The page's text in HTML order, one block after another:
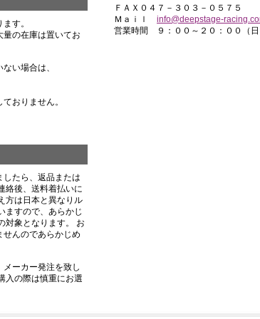
す。
量の在庫は置いてお
い場合は、
おりません。
したら、返品または
絡後、送料着払いに
方は日本と異なりル
ますので、あらかじ
対象となります。 お
んのであらかじめ
ーカー発注を致し
入の際は慎重にお選
ＦＡＸ０４７－３０３－０５７５
Ｍａｉｌ info@deepstage-
営業時間 ９：００～２０：００（日